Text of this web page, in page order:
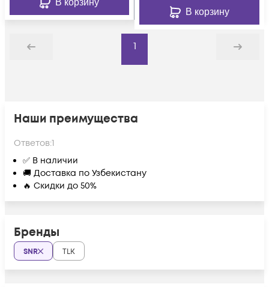
В корзину
В корзину
Назад
1
Дальше
Наши преимущества
Ответов:1
✅ В наличии
🚚 Доставка по Узбекистану
🔥 Скидки до 50%
Бренды
SNR TLK